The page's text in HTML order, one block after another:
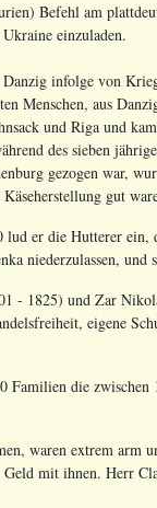
Befehl am
einzuladen.
infolge von
Menschen, aus
und Riga und
des sieben
gezogen war,
gut
er die Hutterer
niederzulassen, und
- 1825) und Zar
eigene
Familien die
waren extrem arm
mit ihnen. Herr